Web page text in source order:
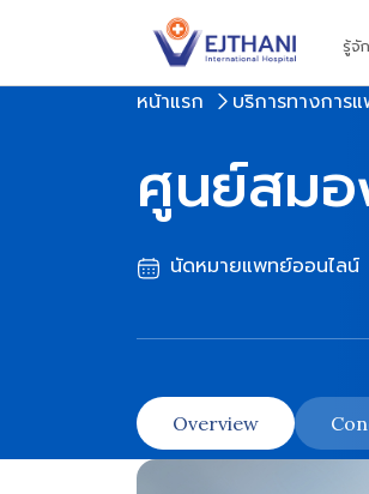
รู้จั
หน้าแรก บริการทางการ
ศูนย์สมอ
นัดหมายแพทย์ออนไลน์
Overview